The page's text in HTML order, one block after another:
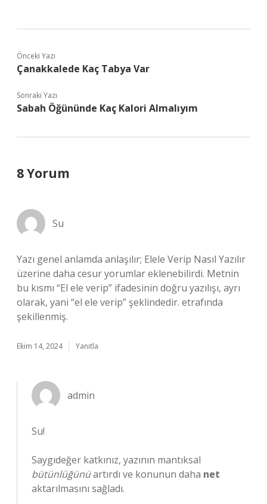
Önceki Yazı
Çanakkalede Kaç Tabya Var
Sonraki Yazı
Sabah Öğününde Kaç Kalori Almalıyım
8 Yorum
Su
Yazı genel anlamda anlaşılır; Elele Verip Nasıl Yazılır
üzerine daha cesur yorumlar eklenebilirdi. Metnin
bu kısmı “El ele verip” ifadesinin doğru yazılışı, ayrı
olarak, yani “el ele verip” şeklindedir. etrafında
şekillenmiş.
Ekim 14, 2024 Yanıtla
admin
Su!
Saygıdeğer katkınız, yazının mantıksal
bütünlüğünüartırdı ve konunun daha net
aktarılmasını sağladı.